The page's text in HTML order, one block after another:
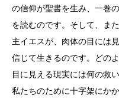
の信仰が聖書を生み、一巻
を読むのです。そして、ま
主イエスが、肉体の目には
信じて生きるのです。どの
目に見える現実には何の救
私たちのために十字架にか